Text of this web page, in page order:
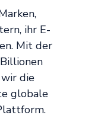
ihr E-
Mit der
die
globale